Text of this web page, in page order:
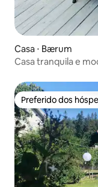
Casa ⋅ Bærum
Casa tranquila e
Preferido dos
Preferido dos